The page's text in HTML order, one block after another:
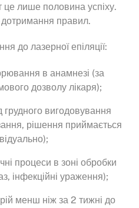
це лише половина успіху.
правил.
до лазерної епіляції:
в анамнезі (за
дозволу лікаря);
грудного вигодовування
рішення приймається
процеси в зоні обробки
інфекційні ураження);
менш ніж за 2 тижні до